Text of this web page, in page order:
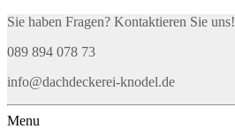
Sie haben Fragen? Kontaktieren Sie uns!
089 894 078 73
info@dachdeckerei-knodel.de
Menu